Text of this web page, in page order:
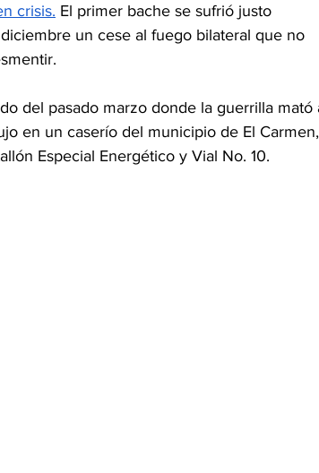
crisis. El primer bache se sufrió justo
un cese al fuego bilateral que no
del pasado marzo donde la guerrilla
en un caserío del municipio de El
Especial Energético y Vial No. 10.